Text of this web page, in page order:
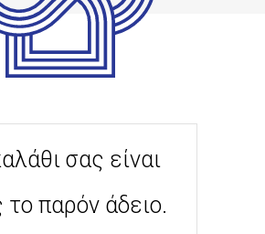
σας είναι
το παρόν άδειο.